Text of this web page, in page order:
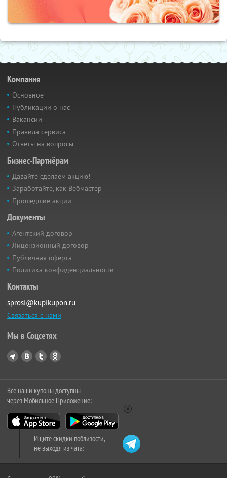
Компания
Основное
Публикации о нас
Вакансии
Правила сервиса
Ответы на вопросы
Бизнес-Партнёрам
Давайте сделаем акцию!
Заработайте, как Вебмастер
Прошедшие акции
Документы
Агентский договор
Лицензионный договор
Публичная оферта
Политика конфиденциальности
Контакты
sprosi@kupikupon.ru
Связаться с нами
Мы в Соцсетях
Все наши купоны доступны
через Мобильное Приложение:
Ищите скидки поблизости,
не выходя из чата: